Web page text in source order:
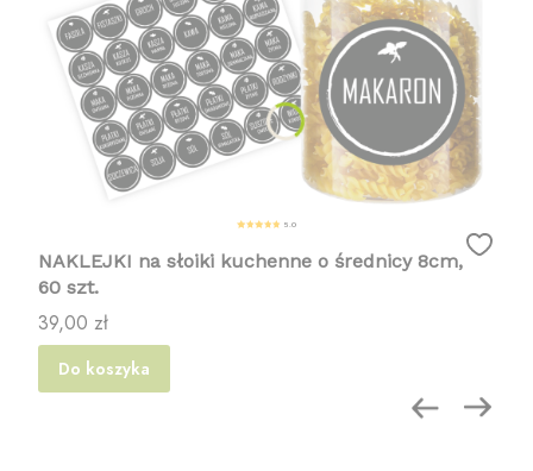
5.0
NAKLEJKI na słoiki kuchenne o średnicy 8cm,
60 szt.
Cena
39,00 zł
Do koszyka